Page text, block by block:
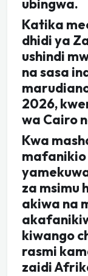
ubingwa.
Katika
dhidi ya
ushindi
na sasa
2026,
wa Cairo
Kwa
mafanikio
za msimu
akiwa na
kiwango
rasmi
zaidi